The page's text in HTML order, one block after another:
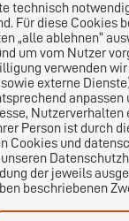
Für den
technisch
Für diese Cookies
„alle ablehnen“
um vom Nutzer
verwenden
externe
Person ist durch
Cookies und
der jeweils
beschriebenen